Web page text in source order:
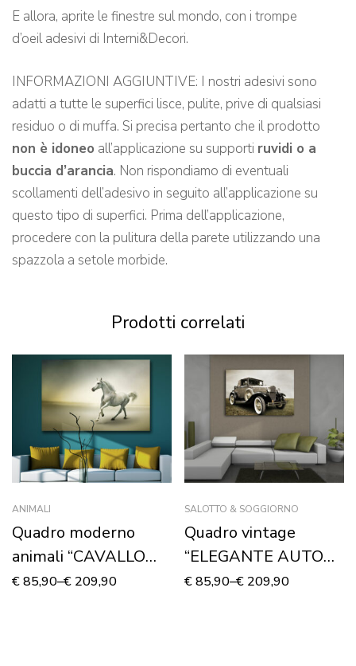
E allora, aprite le finestre sul mondo, con i trompe
d’oeil adesivi di Interni&Decori.
INFORMAZIONI AGGIUNTIVE: I nostri adesivi sono
adatti a tutte le superfici lisce, pulite, prive di qualsiasi
residuo o di muffa. Si precisa pertanto che il prodotto
non è idoneo all’applicazione su supporti ruvidi o a
buccia d’arancia. Non rispondiamo di eventuali
scollamenti dell’adesivo in seguito all’applicazione su
questo tipo di superfici. Prima dell’applicazione,
procedere con la pulitura della parete utilizzando una
spazzola a setole morbide.
Prodotti correlati
ANIMALI
Quadro moderno
animali “CAVALLO
BIANCO AL
€85,90–€ 209,90
SALOTTO & SOGGIORNO
Quadro vintage
“ELEGANTE AUTO
D’EPOCA” – Stampa
€85,90–€ 209,90